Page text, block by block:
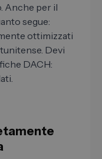
Anche per il
segue:
ottimizzati
Devi
DACH: